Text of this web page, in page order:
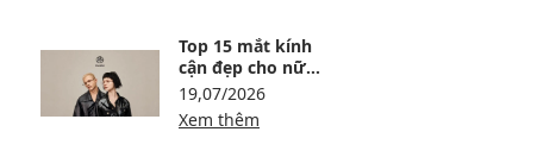
Top 15 mắt kính
cận đẹp cho nữ
mặt tròn, gọn
mặt và dễ đeo
19,07/2026
Xem thêm